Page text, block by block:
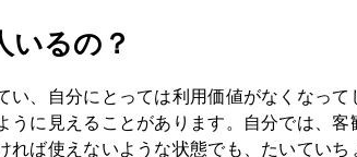
いるの？
い、自分にとっては利用価値がなくなって
うに見えることがあります。自分では、客
れば使えないような状態でも、たいていち